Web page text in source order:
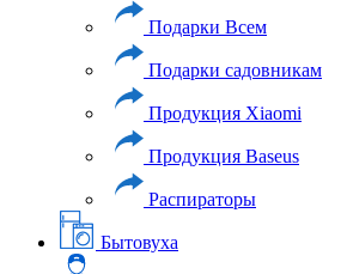
Подарки Всем
Подарки садовникам
Продукция Xiaomi
Продукция Baseus
Распираторы
Бытовуха